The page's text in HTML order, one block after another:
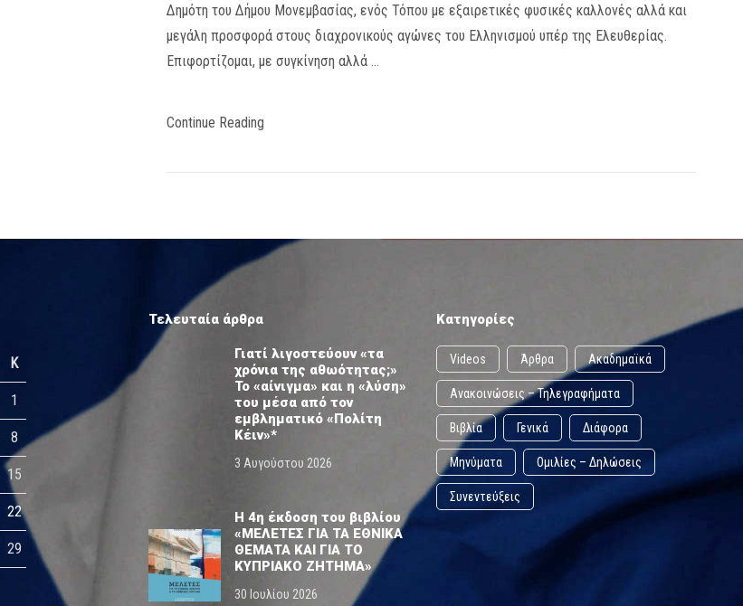
Δημότη του Δήμου Μονεμβασίας, ενός Τόπου με εξαιρετικές φυσικές καλλονές αλλά και
μεγάλη προσφορά στους διαχρονικούς αγώνες του Ελληνισμού υπέρ της Ελευθερίας.
Επιφορτίζομαι, με συγκίνηση αλλά …
Continue Reading
Κ
1
8
15
22
29
Τελευταία άρθρα
Γιατί λιγοστεύουν «τα
χρόνια της αθωότητας;»
Το «αίνιγμα» και η «λύση»
του μέσα από τον
εμβληματικό «Πολίτη
Κέιν»*
3 Αυγούστου 2026
Η 4η έκδοση του βιβλίου
«ΜΕΛΕΤΕΣ ΓΙΑ ΤΑ ΕΘΝΙΚΑ
ΘΕΜΑΤΑ ΚΑΙ ΓΙΑ ΤΟ
ΚΥΠΡΙΑΚΟ ΖΗΤΗΜΑ»
30 Ιουλίου 2026
Κατηγορίες
Videos Άρθρα Ακαδημαϊκά
Ανακοινώσεις – Τηλεγραφήματα
Βιβλία Γενικά Διάφορα
Μηνύματα Ομιλίες – Δηλώσεις
Συνεντεύξεις